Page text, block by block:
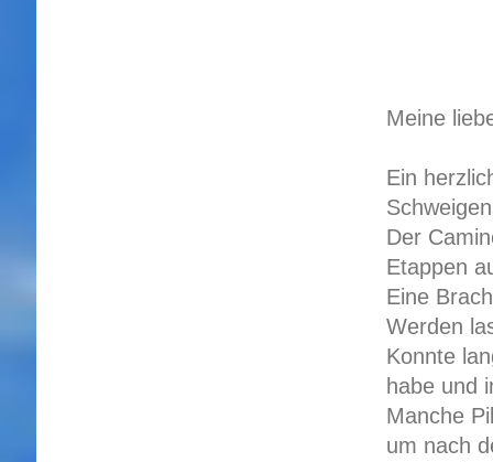
Meine
Ein
Der
Etappen
Eine
Werden
Konnte
habe und
Manche
um nach